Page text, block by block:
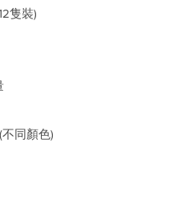
隻裝)
同顏色)